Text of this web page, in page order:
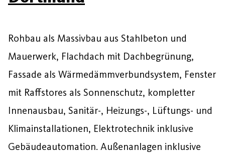
Rohbau als Massivbau aus Stahlbeton und
Mauerwerk, Flachdach mit Dachbegrünung,
Fassade als Wärmedämmverbundsystem, Fenster
mit Raffstores als Sonnenschutz, kompletter
Innenausbau, Sanitär-, Heizungs-, Lüftungs- und
Klimainstallationen, Elektrotechnik inklusive
Gebäudeautomation. Außenanlagen inklusive